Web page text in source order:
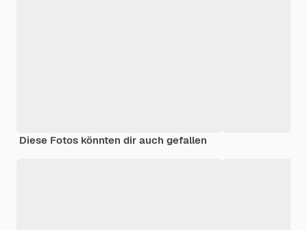
Diese Fotos könnten dir auch gefallen